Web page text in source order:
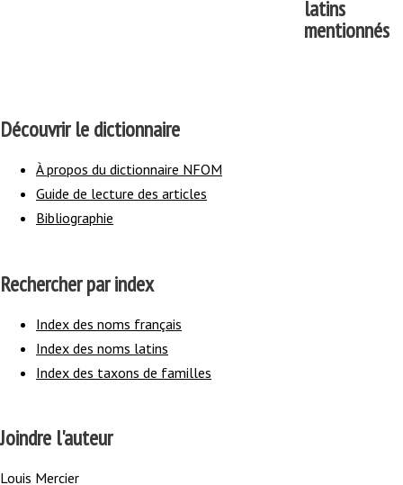
latins
mentionnés
Découvrir le dictionnaire
À propos du dictionnaire NFOM
Guide de lecture des articles
Bibliographie
Rechercher par index
Index des noms français
Index des noms latins
Index des taxons de familles
Joindre l'auteur
Louis Mercier